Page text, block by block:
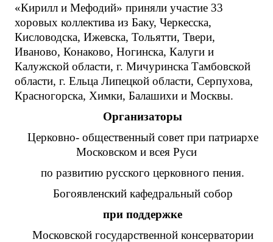
«Кирилл и Мефодий» приняли участие 33
хоровых коллектива из Баку, Черкесска,
Кисловодска, Ижевска, Тольятти, Твери,
Иваново, Конаково, Ногинска, Калуги и
Калужской области, г. Мичуринска Тамбовской
области, г. Ельца Липецкой области, Серпухова,
Красногорска, Химки, Балашихи и Москвы.
Организаторы
Церковно- общественный совет при патриархе
Московском и всея Руси
по развитию русского церковного пения.
Богоявленский кафедральный собор
при поддержке
Московской государственной консерватории